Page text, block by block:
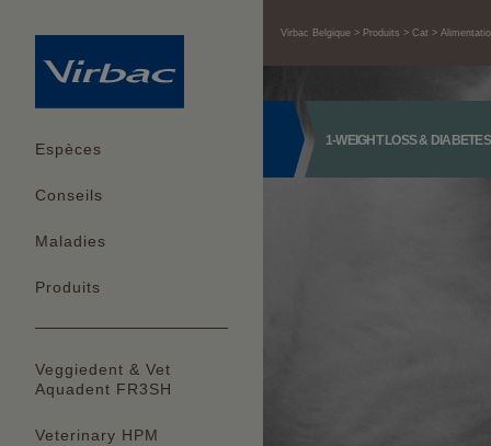
Espèces
Conseils
Maladies
Produits
Veggiedent & Vet
Aquadent FR3SH
Veterinary HPM
Virbac Belgique Produits Cat
1-WEIGHT LOSS & DIABETES